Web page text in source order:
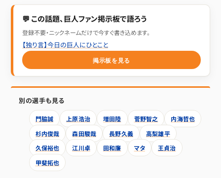
💬 この話題、巨人ファン掲示板で語ろう
登録不要・ニックネームだけで今すぐ書き込めます。
【独り言】今日の巨人にひとこと
掲示板を見る
別の選手も見る
門脇誠 上原浩治 増田陸 菅野智之
内海哲也
杉内俊哉
森田駿哉 長野久義
高梨雄平
久保裕也
江川卓 田和廉 マタ
王貞治
甲斐拓也